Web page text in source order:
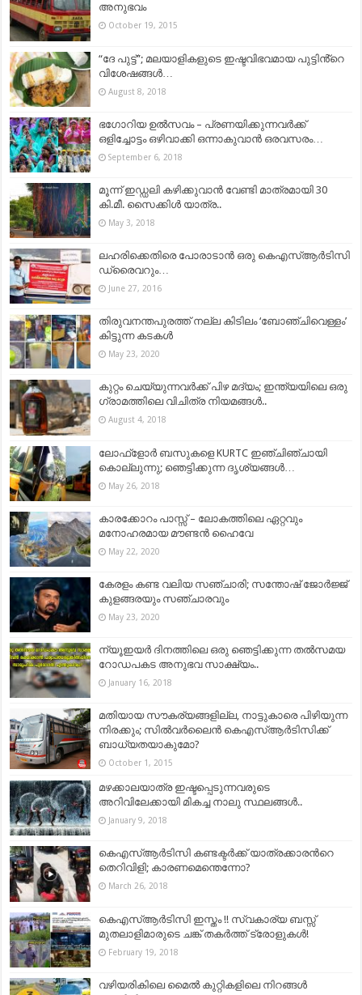
അനുഭവം
October 19, 2015
“ദേ പുട്ട്”; മലയാളികളുടെ ഇഷ്ടവിഭവമായ പുട്ടിൻ്റെ
വിശേഷങ്ങൾ…
August 8, 2018
ഭഗോറിയ ഉൽസവം – പ്രണയിക്കുന്നവർക്ക്
ഒളിച്ചോട്ടം ഒഴിവാക്കി ഒന്നാകുവാൻ ഒരവസരം…
September 6, 2018
മൂന്ന് ഇഡ്ഡലി കഴിക്കുവാന്‍ വേണ്ടി മാത്രമായി 30
കി.മീ. സൈക്കിള്‍ യാത്ര..
May 3, 2018
ലഹരിക്കെതിരെ പോരാടാന്‍ ഒരു കെഎസ്ആര്‍ടിസി
ഡ്രൈവറും…
June 27, 2016
തിരുവനന്തപുരത്ത് നല്ല കിടിലം ‘ബോഞ്ചിവെള്ളം’
കിട്ടുന്ന കടകൾ
May 23, 2020
കുറ്റം ചെയ്യുന്നവർക്ക് പിഴ മദ്യം; ഇന്ത്യയിലെ ഒരു
ഗ്രാമത്തിലെ വിചിത്ര നിയമങ്ങൾ..
August 4, 2018
ലോഫ്‌ളോര്‍ ബസുകളെ KURTC ഇഞ്ചിഞ്ചായി
കൊല്ലുന്നു; ഞെട്ടിക്കുന്ന ദൃശ്യങ്ങൾ…
May 26, 2018
കാരക്കോറം പാസ്സ് – ലോകത്തിലെ ഏറ്റവും
മനോഹരമായ മൗണ്ടൻ ഹൈവേ
May 22, 2020
കേരളം കണ്ട വലിയ സഞ്ചാരി; സന്തോഷ് ജോർജ്ജ്
കുളങ്ങരയും സഞ്ചാരവും
May 23, 2020
ന്യൂഇയര്‍ ദിനത്തിലെ ഒരു ഞെട്ടിക്കുന്ന തല്‍സമയ
റോഡപകട അനുഭവ സാക്ഷ്യം..
January 16, 2018
മതിയായ സൗകര്യങ്ങളില്ല, നാട്ടുകാരെ പിഴിയുന്ന
നിരക്കും; സില്‍വര്‍ലൈന്‍ കെഎസ്ആര്‍ടിസിക്ക്
ബാധ്യതയാകുമോ?
October 1, 2015
മഴക്കാലയാത്ര ഇഷ്ടപ്പെടുന്നവരുടെ
അറിവിലേക്കായി മികച്ച നാലു സ്ഥലങ്ങൾ..
January 9, 2018
കെഎസ്ആര്‍ടിസി കണ്ടക്ടര്‍ക്ക് യാത്രക്കാരന്‍റെ
തെറിവിളി; കാരണമെന്തെന്നോ?
March 26, 2018
കെഎസ്ആർടിസി ഇസ്തം !! സ്വകാര്യ ബസ്സ്
മുതലാളിമാരുടെ ചങ്ക് തകർത്ത് ട്രോളുകൾ!
February 19, 2018
വഴിയരികിലെ മൈല്‍ കുറ്റികളിലെ നിറങ്ങള്‍